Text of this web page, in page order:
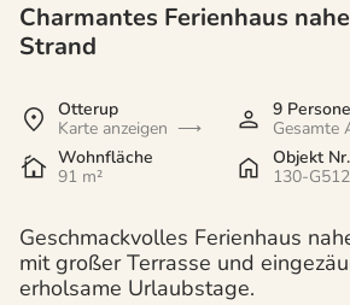
Charmantes Ferienhaus
Strand
Otterup
Karte anzeigen
9
Gesamte
Wohnfläche
91 m²
Objekt
130-
Geschmackvolles Ferienhaus
mit großer Terrasse und
erholsame Urlaubstage.